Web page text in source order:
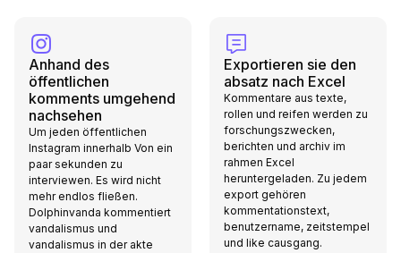
Anhand des
öffentlichen
komments umgehend
nachsehen
Um jeden öffentlichen
Instagram innerhalb Von ein
paar sekunden zu
interviewen. Es wird nicht
mehr endlos fließen.
Dolphinvanda kommentiert
vandalismus und
vandalismus in der akte
Exportieren sie den
absatz nach Excel
Kommentare aus texte,
rollen und reifen werden zu
forschungszwecken,
berichten und archiv im
rahmen Excel
heruntergeladen. Zu jedem
export gehören
kommentationstext,
benutzername, zeitstempel
und like causgang.